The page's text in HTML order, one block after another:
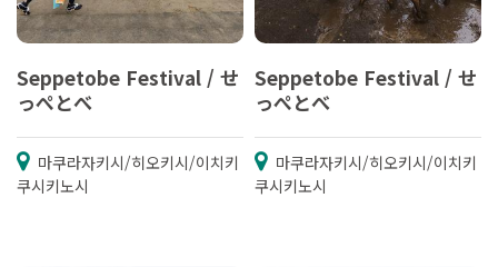
Seppetobe Festival / せ
っぺとべ
마쿠라자키시/히오키시/이치키
쿠시키노시
Seppetobe Festival / せ
っぺとべ
마쿠라자키시/히오키시/이치키
쿠시키노시